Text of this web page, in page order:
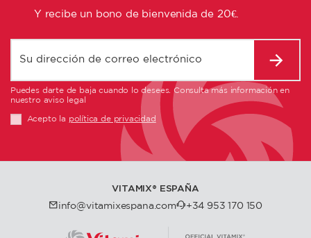
Y recibe un bono de bienvenida de 20€.
Puedes darte de baja cuando lo desees. Consulta más información en
nuestro aviso legal
Acepto la política de privacidad
VITAMIX®️ ESPAÑA
info@vitamixespana.com +34 953 170 150